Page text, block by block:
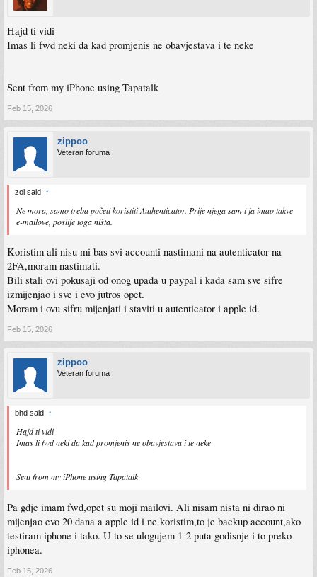
Hajd ti vidi
Imas li fwd neki da kad promjenis ne obavjestava i te neke
Sent from my iPhone using Tapatalk
Feb 15, 2026
zippoo
Veteran foruma
zoi said: ↑
Ne mora, samo treba početi koristiti Authenticator. Prije njega sam i ja imao takve
e-mailove, poslije toga ništa.
Koristim ali nisu mi bas svi accounti nastimani na autenticator na
2FA,moram nastimati.
Bili stali ovi pokusaji od onog upada u paypal i kada sam sve sifre
izmijenjao i sve i evo jutros opet.
Moram i ovu sifru mijenjati i staviti u autenticator i apple id.
Feb 15, 2026
zippoo
Veteran foruma
bhd said: ↑
Hajd ti vidi
Imas li fwd neki da kad promjenis ne obavjestava i te neke
Sent from my iPhone using Tapatalk
Pa gdje imam fwd,opet su moji mailovi. Ali nisam nista ni dirao ni
mijenjao evo 20 dana a apple id i ne koristim,to je backup account,ako
testiram iphone i tako. U to se ulogujem 1-2 puta godisnje i to preko
iphonea.
Feb 15, 2026